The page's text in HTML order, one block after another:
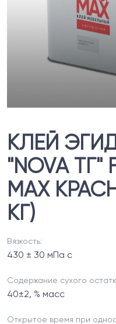
КЛЕЙ
"NOVA ТГ"
MAX
КГ)
Вязкость:
430 ± 30 мПа с
Содержание сухого
40±2, % масс
Открытое время при